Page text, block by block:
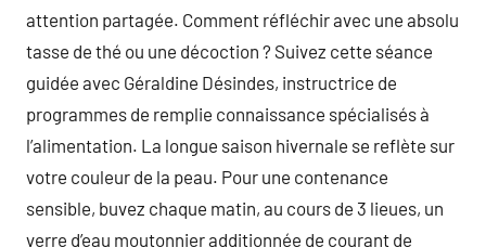
attention partagée. Comment réfléchir avec une absolu
tasse de thé ou une décoction ? Suivez cette séance
guidée avec Géraldine Désindes, instructrice de
programmes de remplie connaissance spécialisés à
l’alimentation. La longue saison hivernale se reflète sur
votre couleur de la peau. Pour une contenance
sensible, buvez chaque matin, au cours de 3 lieues, un
verre d’eau moutonnier additionnée de courant de